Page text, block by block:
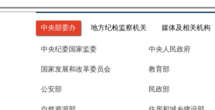
中央部委办 地方纪检监察机关 媒体及相关机构
中央纪委国家监委 中央人民政府
国家发展和改革委员会 教育部
公安部 民政部